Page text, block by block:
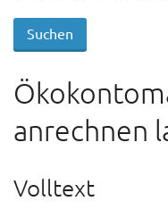
anrechnen
Volltext